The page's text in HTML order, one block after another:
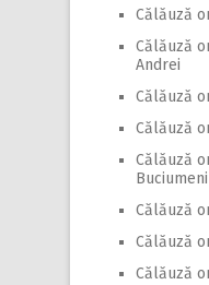
Călăuză
Călăuză
Andrei
Călăuză
Călăuză
Călăuză
Buciumeni
Călăuză
Călăuză
Călăuză